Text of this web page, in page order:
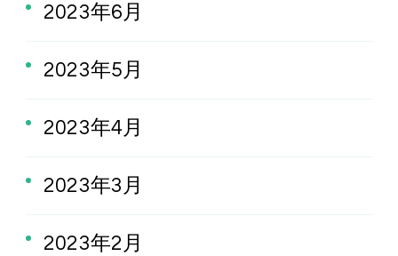
2023年6月
2023年5月
2023年4月
2023年3月
2023年2月